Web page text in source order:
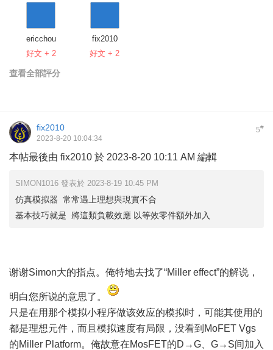
ericchou
好文 + 2
fix2010
好文 + 2
查看全部評分
5#
fix2010
2023-8-20 10:04:34
本帖最後由 fix2010 於 2023-8-20 10:11 AM 編輯
SIMON1016 發表於 2023-8-19 10:45 PM
仿真模拟器 常常遇上理想與現實不合
基本技巧就是 將這類負載效應 以等效零件額外加入
谢谢Simon大的指点。俺特地去找了“Miller effect”的解说，
明白您所说的意思了。
只是在用那个模拟小程序做该效应的模拟时，可能其使用的
都是理想元件，而且模拟速度有局限，没看到MoFET Vgs
的Miller Platform。俺故意在MosFET的D→G、G→S间加入